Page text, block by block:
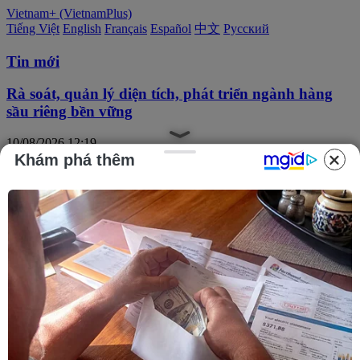
Vietnam+ (VietnamPlus)
Tiếng Việt English Français Español 中文 Русский
Tin mới
Rà soát, quản lý diện tích, phát triển ngành hàng
sầu riêng bền vững
10/08/2026 12:19
Phát huy vai trò KOL, KOC trong xây dựng không
gian mạng văn minh, an toàn
10/08/2026 12:15
Hy Lạp nỗ lực dập tắt đám cháy rừng mới gần
Athens
10/08/2026 12:14
Phát hiện, quy tập được 256 bộ hài cốt liệt sỹ tại
Công viên Lê Thị Riêng
Khám phá thêm